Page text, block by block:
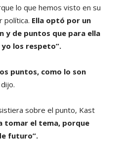
lo que hemos visto en su
política. Ella optó por un
y de puntos que para ella
los respeto”.
puntos, como lo son
sobre el punto, Kast
tomar el tema, porque
futuro”.